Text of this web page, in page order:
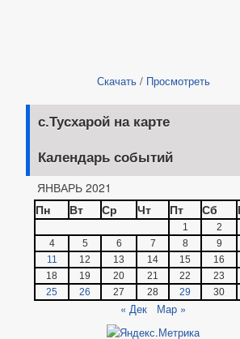
Скачать/ Просмотреть
с.Тусхарой на карте
Календарь событий
ЯНВАРЬ 2021
Пн
Вт Ср Чт Пт Сб
1 2
4
5 6 7 8 9
11
12 13 14 15 16
18
19 20 21 22 23
25
26 27 28 29 30
« Дек Мар »